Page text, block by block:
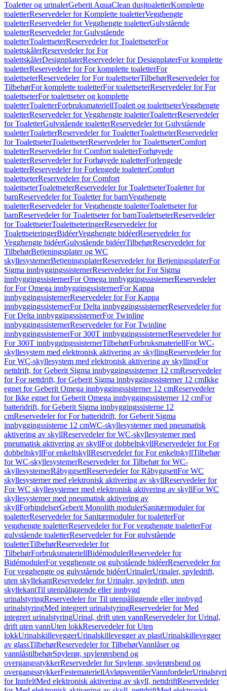
Toaletter og urinalerGeberit AquaClean dusjtoaletterKomplette
toaletterReservedeler for Komplette toaletterVegghengte
toaletterReservedeler for Vegghengte toaletterGulvstående
toaletterReservedeler for Gulvstående
toaletterToalettseterReservedeler for ToalettseterFor
toalettskålerReservedeler for For
toalettskålerDesignplaterReservedeler for DesignplaterFor komplette
toaletterReservedeler for For komplette toaletterFor
toalettseterReservedeler for For toalettseterTilbehørReservedeler for
TilbehørFor komplette toaletterFor toalettseterReservedeler for For
toalettseterFor toalettseter og komplette
toaletterToaletterForbruksmateriellToalett og toalettseterVegghengte
toaletterReservedeler for Vegghengte toaletterToaletterReservedeler
for ToaletterGulvstående toaletterReservedeler for Gulvstående
toaletterToaletterReservedeler for ToaletterToalettseterReservedeler
for ToalettseterToalettseterReservedeler for ToalettseterComfort
toaletterReservedeler for Comfort toaletterForhøyede
toaletterReservedeler for Forhøyede toaletterForlengede
toaletterReservedeler for Forlengede toaletterComfort
toalettseterReservedeler for Comfort
toalettseterToalettseterReservedeler for ToalettseterToaletter for
barnReservedeler for Toaletter for barnVegghengte
toaletterReservedeler for Vegghengte toaletterToalettseter for
barnReservedeler for Toalettseter for barnToalettseterReservedeler
for ToalettseterToalettseteringerReservedeler for
ToalettseteringerBidéerVegghengte bidéerReservedeler for
Vegghengte bidéerGulvstående bidéerTilbehørReservedeler for
TilbehørBetjeningsplater og WC
skyllesystemerBetjeningsplaterReservedeler for BetjeningsplaterFor
Sigma innbyggingssisternerReservedeler for For Sigma
innbyggingssisternerFor Omega innbyggingssisternerReservedeler
for For Omega innbyggingssisternerFor Kappa
innbyggingssisternerReservedeler for For Kappa
innbyggingssisternerFor Delta innbyggingssisternerReservedeler for
For Delta innbyggingssisternerFor Twinline
innbyggingssisternerReservedeler for For Twinline
innbyggingssisternerFor 300T innbyggingssisternerReservedeler for
For 300T innbyggingssisternerTilbehørForbruksmateriellFor WC-
skyllesystem med elektronisk aktivering av skyllingReservedeler for
For WC-skyllesystem med elektronisk aktivering av skyllingFor
nettdrift, for Geberit Sigma innbyggingssisterner 12 cmReservedeler
for For nettdrift, for Geberit Sigma innbyggingssisterner 12 cmIkke
egnet for Geberit Omega innbyggingssisterner 12 cmReservedeler
for Ikke egnet for Geberit Omega innbyggingssisterner 12 cmFor
batteridrift, for Geberit Sigma innbyggingssisterne 12
cmReservedeler for For batteridrift, for Geberit Sigma
innbyggingssisterne 12 cmWC-skyllesystemer med pneumatisk
aktivering av skyllReservedeler for WC-skyllesystemer med
pneumatisk aktivering av skyllFor dobbeltskyllReservedeler for For
dobbeltskyllFor enkeltskyllReservedeler for For enkeltskyllTilbehør
for WC-skyllesystemerReservedeler for Tilbehør for WC-
skyllesystemerRåbyggsettReservedeler for RåbyggsettFor WC
skyllesystemer med elektronisk aktivering av skyllReservedeler for
For WC skyllesystemer med elektronisk aktivering av skyllFor WC
skyllesystemer med pneumatisk aktivering av
skyllForbindelserGeberit Monolith modulerSanitærmoduler for
toaletterReservedeler for Sanitærmoduler for toaletterFor
vegghengte toaletterReservedeler for For vegghengte toaletterFor
gulvstående toaletterReservedeler for For gulvstående
toaletterTilbehørReservedeler for
TilbehørForbruksmateriellBidémodulerReservedeler for
BidémodulerFor vegghengte og gulvstående bidéerReservedeler for
For vegghengte og gulvstående bidéerUrinalerUrinaler, spyledrift,
uten skyllekantReservedeler for Urinaler, spyledrift, uten
skyllekantTil utenpåliggende eller innbygd
urinalstyringReservedeler for Til utenpåliggende eller innbygd
urinalstyringMed integrert urinalstyringReservedeler for Med
integrert urinalstyringUrinal, drift uten vannReservedeler for Urinal,
drift uten vannUten lokkReservedeler for Uten
lokkUrinalskilleveggerUrinalskillevegger av plastUrinalskillevegger
av glassTilbehørReservedeler for TilbehørVannlåser og
vannlåstilbehørSpylerør, spylerørsbend og
overgangsstykkerReservedeler for Spylerør, spylerørsbend og
overgangsstykkerFestemateriellAvløpsventilerVannfordeler
for InnfeltMed elektronisk aktivering av skyll, nettdriftReservedeler